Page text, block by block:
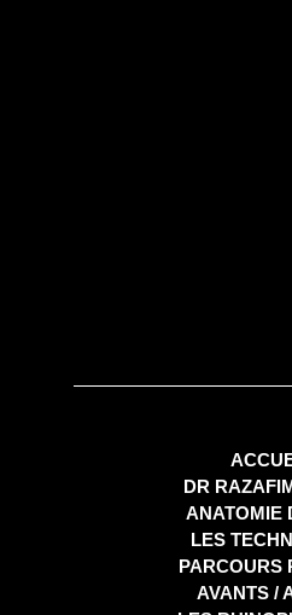
DR
ANATOMIE
LES
PARCOURS
AVANTS /